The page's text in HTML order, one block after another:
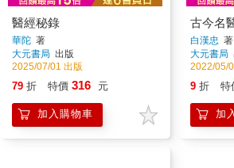
醫經秘錄
華陀 著
大元書局 出版
2025/07/01 出版
79 折 特價 316 元
加入購物車
古今名
白漢忠 著
大元書局
2022/05/
9 折 特
加